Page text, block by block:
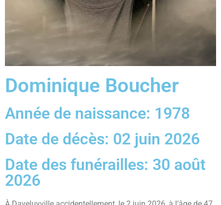
Dominique Boucher
Année de naissance: 1978
Date de décès: 02 juin 2026
Date des funérailles: 30 août
2026